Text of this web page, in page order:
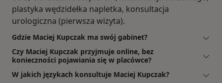
plastyka wędzidełka napletka, konsultacja
urologiczna (pierwsza wizyta).
Gdzie Maciej Kupczak ma swój gabinet?
Czy Maciej Kupczak przyjmuje online, bez
konieczności pojawiania się w placówce?
W jakich językach konsultuje Maciej Kupczak?